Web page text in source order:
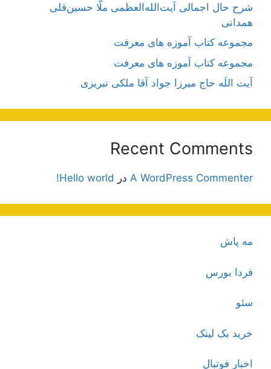
شرح حال اجمالی آیت‌الله‌العظمی ملّا حسین‌قلی
همدانی
مجموعه کتاب آموزه های معرفت
مجموعه کتاب آموزه های معرفت
آیت اللَه حاج میرزا جواد آقا ملکی تبریزی
Recent Comments
A WordPress Commenter در Hello world!
مه پاش
فردا بورس
سئو
خرید بک لینک
اخبار فوتبال